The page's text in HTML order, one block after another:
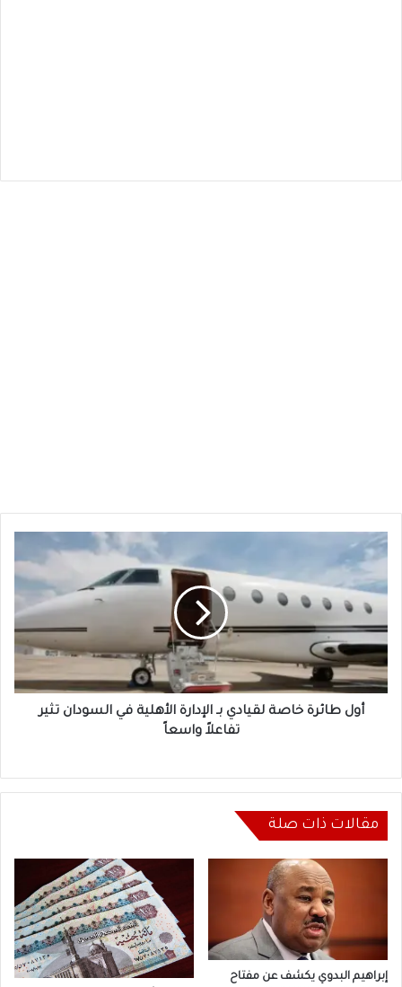
أول
طائرة
خاصة
لقيادي
الإدارة
الأهلية
في
السودان
أول طائرة خاصة لقيادي بـ الإدارة الأهلية في السودان تثير
تفاعلاً واسعاً
مقالات ذات صلة
إبراهيم البدوي يكشف عن مفتاح